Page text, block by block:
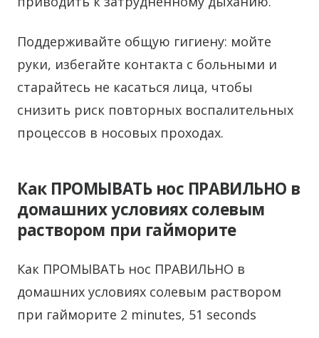
Поддерживайте общую гигиену: мойте
руки, избегайте контакта с больными и
старайтесь не касаться лица, чтобы
снизить риск повторных воспалительных
процессов в носовых проходах.
Как ПРОМЫВАТЬ нос ПРАВИЛЬНО в
домашних условиях солевым
раствором при гайморите
Как ПРОМЫВАТЬ нос ПРАВИЛЬНО в
домашних условиях солевым раствором
при гайморите 2 minutes, 51 seconds